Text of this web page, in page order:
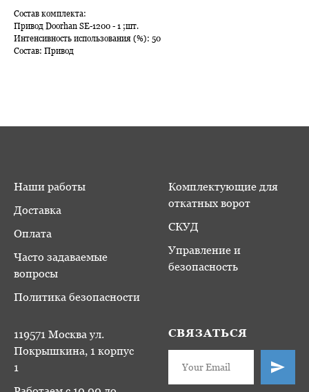
Состав комплекта:
Привод Doorhan SE-1200 - 1 ;шт.
Интенсивность использования (%): 50
Состав: Привод
Наши работы
Доставка
Оплата
Часто задаваемые
вопросы
Политика безопасности
Комплектующие для
откатных ворот
СКУД
Управление и
безопасность
119571 Москва ул.
Покрышкина, 1 корпус
1
СВЯЗАТЬСЯ